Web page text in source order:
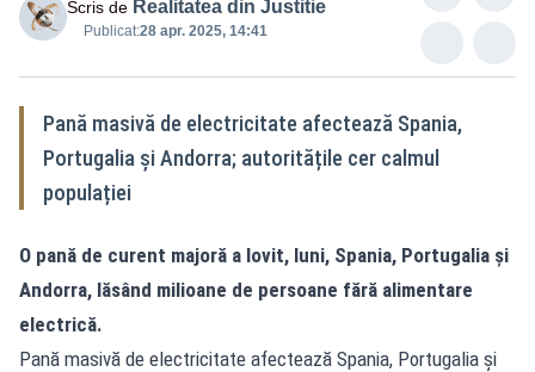
Scris de Realitatea din Justitie
Publicat:28 apr. 2025, 14:41
Pană masivă de electricitate afectează Spania,
Portugalia și Andorra; autoritățile cer calmul
populației
O pană de curent majoră a lovit, luni, Spania, Portugalia și
Andorra, lăsând milioane de persoane fără alimentare
electrică.
Pană masivă de electricitate afectează Spania, Portugalia și